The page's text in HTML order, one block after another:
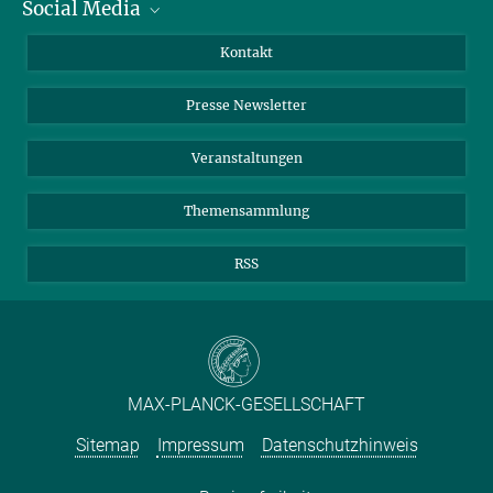
Zahlen und Fakten
Meldestelle Fehlverhalten
Bluesky
TikTok
Social Media
Instagram
YouTube
Kontakt
Presse Newsletter
Veranstaltungen
Themensammlung
RSS
MAX-PLANCK-GESELLSCHAFT
Sitemap
Impressum Datenschutzhinweis